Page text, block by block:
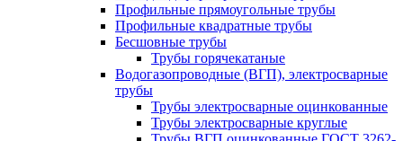
Профильные прямоугольные трубы
Профильные квадратные трубы
Бесшовные трубы
Трубы горячекатаные
Водогазопроводные (ВГП), электросварные
трубы
Трубы электросварные оцинкованные
Трубы электросварные круглые